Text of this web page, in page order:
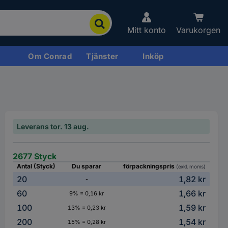
Mitt konto Varukorgen
Om Conrad Tjänster Inköp
Leverans tor. 13 aug.
2677 Styck
Antal (Styck) Du sparar förpackningspris (exkl. moms)
20 -
1,82 kr
60
9% = 0,16 kr
1,66 kr
100
13% = 0,23 kr
1,59 kr
200
15% = 0,28 kr
1,54 kr